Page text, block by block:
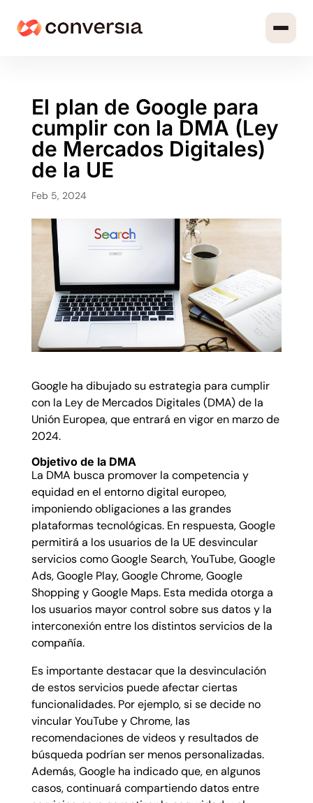
El plan de Google para
cumplir con la DMA (Ley
de Mercados Digitales)
de la UE
Feb 5, 2024
Google ha dibujado su estrategia para cumplir
con la Ley de Mercados Digitales (DMA) de la
Unión Europea, que entrará en vigor en marzo de
2024.
Objetivo de la DMA
La DMA busca promover la competencia y
equidad en el entorno digital europeo,
imponiendo obligaciones a las grandes
plataformas tecnológicas. En respuesta, Google
permitirá a los usuarios de la UE desvincular
servicios como Google Search, YouTube, Google
Ads, Google Play, Google Chrome, Google
Shopping y Google Maps. Esta medida otorga a
los usuarios mayor control sobre sus datos y la
interconexión entre los distintos servicios de la
compañía.
Es importante destacar que la desvinculación
de estos servicios puede afectar ciertas
funcionalidades. Por ejemplo, si se decide no
vincular YouTube y Chrome, las
recomendaciones de videos y resultados de
búsqueda podrían ser menos personalizadas.
Además, Google ha indicado que, en algunos
casos, continuará compartiendo datos entre